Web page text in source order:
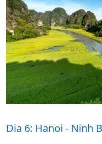
Dia 6: Hanoi - Ninh